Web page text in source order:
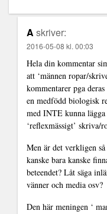
A skriver:
2016-05-08 kl. 00:03
Hela din kommentar
att ‘männen ropar/
kommentarer pga
en medfödd biologisk
med INTE kunna
‘reflexmässigt’ skriva/
Men är det verkligen
kanske bara kanske
beteendet? Låt säga
vänner och media osv?
Den här meningen ‘